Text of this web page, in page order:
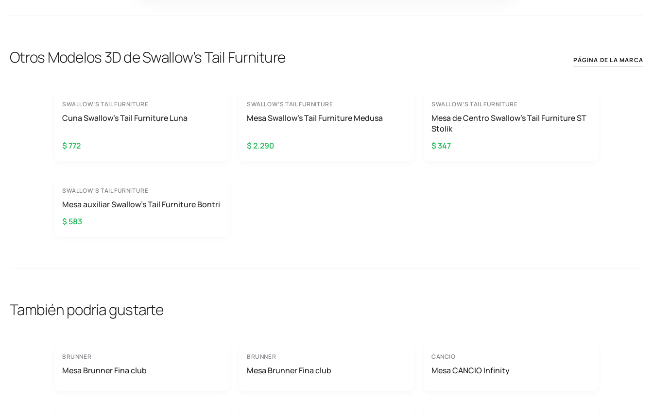
Otros Modelos 3D de Swallow’s Tail Furniture PÁGINA DE LA MARCA
SWALLOW’S TAIL FURNITURE
Cuna Swallow’s Tail Furniture Luna
$ 772
SWALLOW’S TAIL FURNITURE
Mesa Swallow’s Tail Furniture Medusa
$ 2.290
SWALLOW’S TAIL FURNITURE
Mesa de Centro Swallow’s Tail Furniture ST
Stolik
$ 347
SWALLOW’S TAIL FURNITURE
Mesa auxiliar Swallow’s Tail Furniture Bontri
$ 583
También podría gustarte
BRUNNER
Mesa Brunner Fina club
BRUNNER
Mesa Brunner Fina club
CANCIO
Mesa CANCIO Infinity